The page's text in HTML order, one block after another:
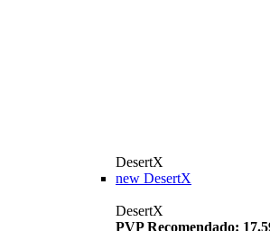
DesertX
new DesertX
DesertX
PVP Recomendado: